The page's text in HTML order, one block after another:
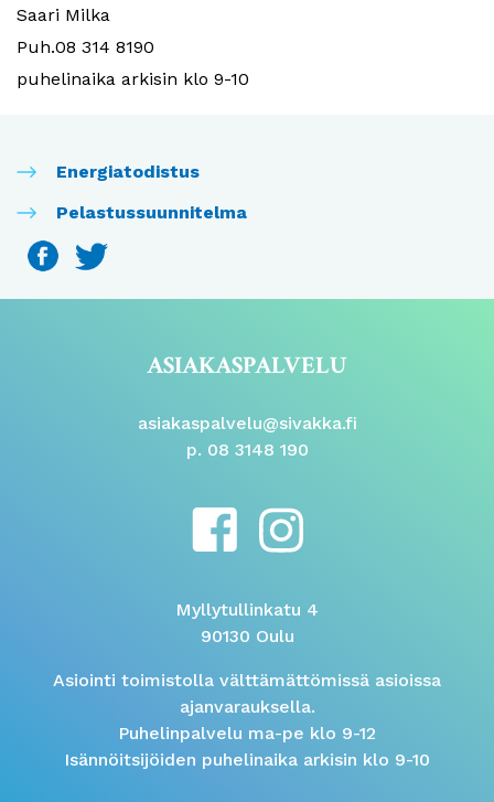
Saari Milka
Puh.08 314 8190
puhelinaika arkisin klo 9-10
Energiatodistus
Pelastussuunnitelma
ASIAKASPALVELU
asiakaspalvelu@sivakka.fi
p. 08 3148 190
Myllytullinkatu 4
90130 Oulu
Asiointi toimistolla välttämättömissä asioissa
ajanvarauksella.
Puhelinpalvelu ma-pe klo 9-12
Isännöitsijöiden puhelinaika arkisin klo 9-10